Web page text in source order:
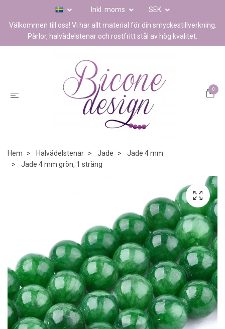
Inkl. moms
SEK
Välkommen till oss! Vi har allt material för din smyckestillverkning.
Pärlor, halvädelstenar och rostfritt stål av hög kvalitet.
0
Hem Halvädelstenar Jade
Jade 4 mm
Jade 4 mm grön, 1 sträng